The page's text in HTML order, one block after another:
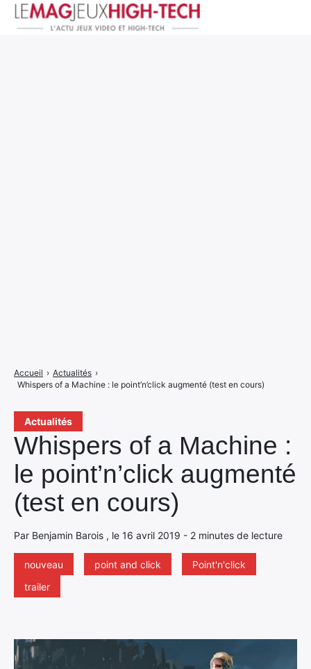
Actualités
Whispers of a Machine :
le point’n’click augmenté
(test en cours)
Par Benjamin Barois , le 16 avril 2019 - 2 minutes de lecture
nouveau point and click
Point'n'click
trailer
Accueil › Actualités ›
Whispers of a Machine : le point’n’click augmenté (test en cours)